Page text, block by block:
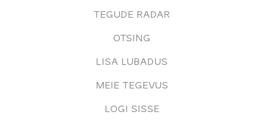
TEGUDE RADAR
OTSING
LISA LUBADUS
MEIE TEGEVUS
LOGI SISSE